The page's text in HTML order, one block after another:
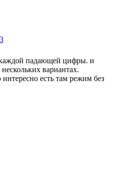
падающей цифры. и
вариантах.
есть там режим без